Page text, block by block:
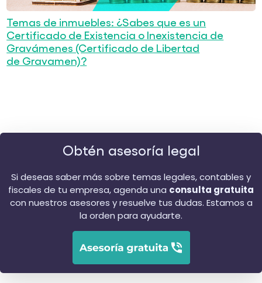
Temas de inmuebles: ¿Sabes que es un
Certificado de Existencia o Inexistencia de
Gravámenes (Certificado de Libertad
de Gravamen)?
Obtén asesoría legal
Si deseas saber más sobre temas legales, contables y
fiscales de tu empresa, agenda una consulta gratuita
con nuestros asesores y resuelve tus dudas. Estamos a
la orden para ayudarte.